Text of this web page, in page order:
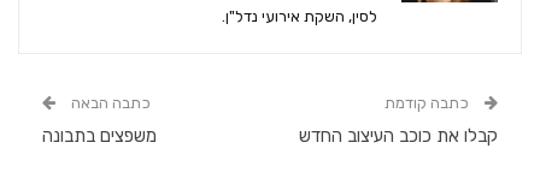
לסין, השקת אירועי נדל"ן.
כתבה קודמת
קבלו את כוכב העיצוב החדש
כתבה הבאה
משפצים בתבונה